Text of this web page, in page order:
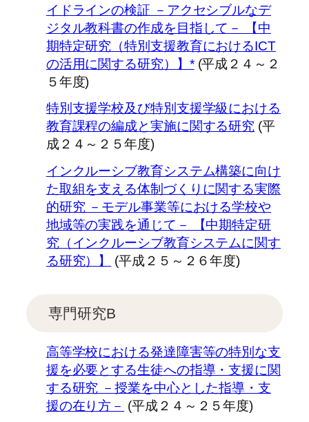
イドラインの検証 －アクセシブルなデ
ジタル教科書の作成を目指して－ 【中
期特定研究（特別支援教育におけるICT
の活用に関する研究）】*(平成２４～２
５年度)
特別支援学校及び特別支援学級における
教育課程の編成と実施に関する研究 (平
成２４～２５年度)
インクルーシブ教育システム構築に向け
た取組を支える体制づくりに関する実際
的研究 －モデル事業等における学校や
地域等の実践を通じて－ 【中期特定研
究（インクルーシブ教育システムに関す
る研究）】
(平成２５～２６年度)
専門研究B
高等学校における発達障害等の特別な支
援を必要とする生徒への指導・支援に関
する研究 －授業を中心とした指導・支
援の在り方－ (平成２４～２５年度)